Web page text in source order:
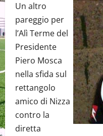
Un altro
pareggio per
l’Alì Terme del
Presidente
Piero Mosca
nella sfida sul
rettangolo
amico di Nizza
contro la
diretta